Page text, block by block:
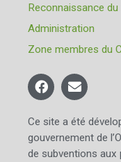
Reconnaissance
Administration
Zone membres du
Ce site a été
gouvernement de
de subventions